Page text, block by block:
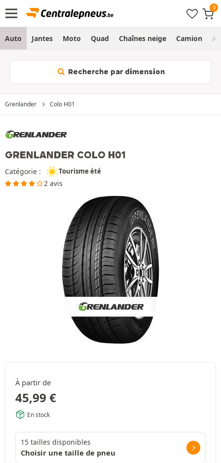
Auto Jantes Moto Quad Chaînes neige Camion
Recherche par dimension
Grenlander Colo H01
GRENLANDER COLO H01
Catégorie : Tourisme été
2 avis
À partir de
45,99 €
En stock
15 tailles disponibles
Choisir une taille de pneu